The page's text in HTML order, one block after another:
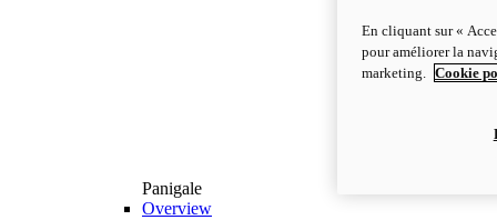
Panigale
Overview
En cliquant sur «
pour améliorer la
marketing.
Cookie